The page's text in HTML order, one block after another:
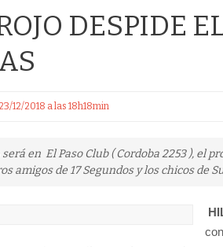
DESPIDE
12/2018 a las 18h18min
será en El Paso Club ( Cordoba 2253 ), el
amigos de 17 Segundos y los chicos de